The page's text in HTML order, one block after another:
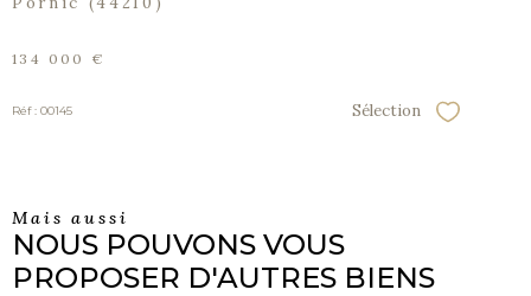
134 000 €
Réf : 00145 Sélection Sélectionner
Mais aussi
NOUS POUVONS VOUS
PROPOSER D'AUTRES BIENS